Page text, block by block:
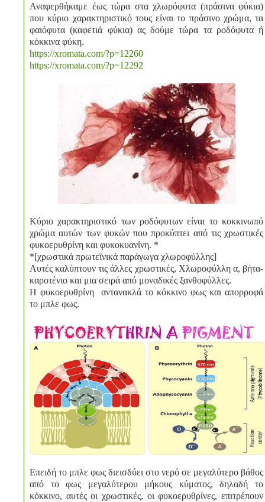
Αναφερθήκαμε έως τώρα στα χλωρόφυτα (πράσινα φύκια)
που κύριο χαρακτηριστικό τους είναι το πράσινο χρώμα, τα
φαιόφυτα (καφετιά φύκια) ας δούμε τώρα τα ροδόφυτα ή
κόκκινα φύκη.
https://xromata.com/?p=12260
https://xromata.com/?p=12292
Κύριο χαρακτηριστικό των ροδόφυτων είναι το κοκκινωπό
χρώμα αυτών των φυκών που προκύπτει από τις χρωστικές
φυκοερυθρίνη και φυκοκυανίνη. *
*[χρωστικά πρωτεϊνικά παράγωγα χλωροφύλλης]
Αυτές καλύπτουν τις άλλες χρωστικές, Χλωροφύλλη α, βήτα-
καροτένιο και μια σειρά από μοναδικές ξανθοφύλλες.
Η φυκοερυθρίνη αντανακλά το κόκκινο φως και απορροφά
το μπλε φως.
Επειδή το μπλε φως διεισδύει στο νερό σε μεγαλύτερο βάθος
από το φως μεγαλύτερου μήκους κύματος, δηλαδή το
κόκκινο, αυτές οι χρωστικές, οι φυκοερυθρίνες, επιτρέπουν